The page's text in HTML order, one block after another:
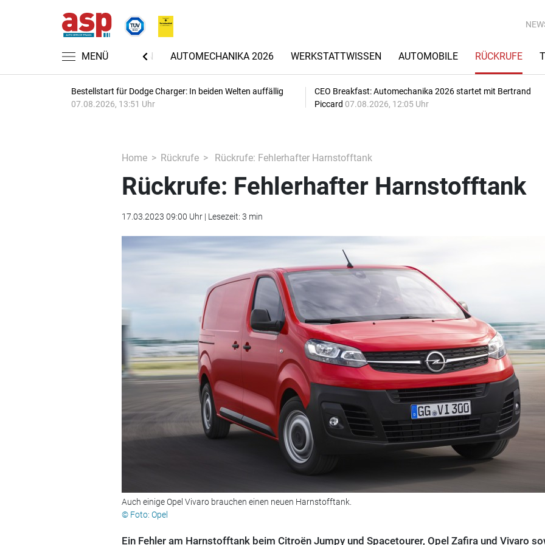
MENÜ
NACHRICHTEN AUTOMECHANIKA 2026 WERKSTATTWISSEN AUTOMOBILE RÜCKRUFE
Bestellstart für Dodge Charger: In beiden Welten auffällig
07.08.2026, 13:51 Uhr
CEO Breakfast: Automechanika 2026 startet mit Bertrand
Piccard 07.08.2026, 12:05 Uhr
Home Rückrufe Rückrufe: Fehlerhafter Harnstofftank
Rückrufe: Fehlerhafter Harnstofftank
17.03.2023 09:00 Uhr | Lesezeit: 3 min
Auch einige Opel Vivaro brauchen einen neuen Harnstofftank.
© Foto: Opel
Ein Fehler am Harnstofftank beim Citroën Jumpy und Spacetourer, Opel Zafira und Vivaro